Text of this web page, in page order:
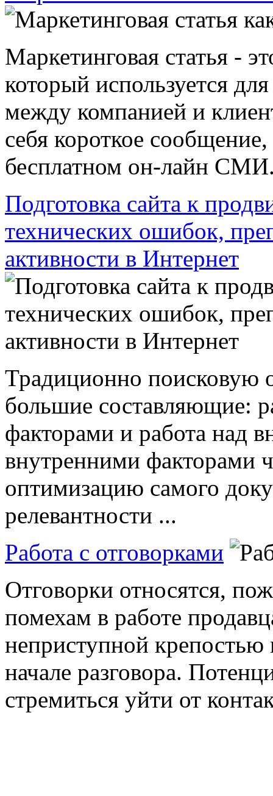
Маркетинговая статья -
который используется
между компанией и
себя короткое
бесплатном он-лайн
Подготовка сайта к
технических ошибок,
активности в Интернет
Традиционно поисковую
большие составляющие:
факторами и работа над
внутренними факторами
оптимизацию самого
релевантности ...
Работа с отговорками
Отговорки относятся,
помехам в работе
неприступной
начале разговора.
стремиться уйти от